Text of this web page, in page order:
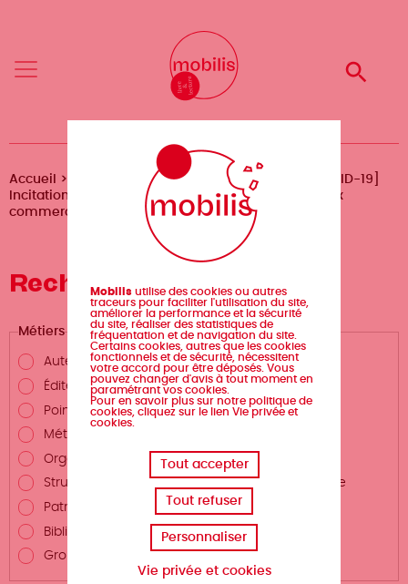
Menu
principal
Menu
Fil
d'Ariane
Accueil Aides et subventions
[COVID-19]
Incitation fiscale aux annulations de loyers des baux
commerciaux
Recherche avancée
Métiers
Auteurs.rices et métiers de la création
Éditeurs.rices et structures éditrices
Points de vente du livre
Métiers autour du livre
Organismes de formation
Structures de promotion du livre et de la lecture
Patrimoine écrit
Bibliothèques et centres de documentation
Groupements professionnels
Mobilis utilise des cookies ou autres
traceurs pour faciliter l'utilisation du site,
améliorer la performance et la sécurité
du site, réaliser des statistiques de
fréquentation et de navigation du site.
Certains cookies, autres que les cookies
fonctionnels et de sécurité, nécessitent
votre accord pour être déposés. Vous
pouvez changer d'avis à tout moment en
paramétrant vos cookies.
Pour en savoir plus sur notre politique de
cookies, cliquez sur le lien Vie privée et
cookies.
Tout accepter
Tout refuser
Personnaliser
Vie privée et cookies